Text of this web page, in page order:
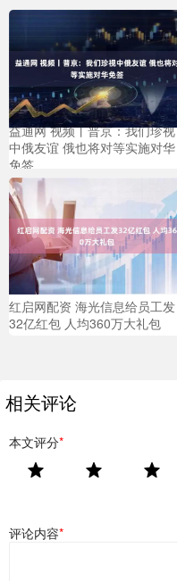
益通网 视频丨普京：我们珍视
中俄友谊 俄也将对等实施对华
免签
红启网配资 海光信息给员工发
32亿红包 人均360万大礼包
相关评论
本文评分*
评论内容*